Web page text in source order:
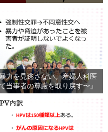
力を見逃さない。産婦人科医
当事者の尊厳を取り戻す〜』